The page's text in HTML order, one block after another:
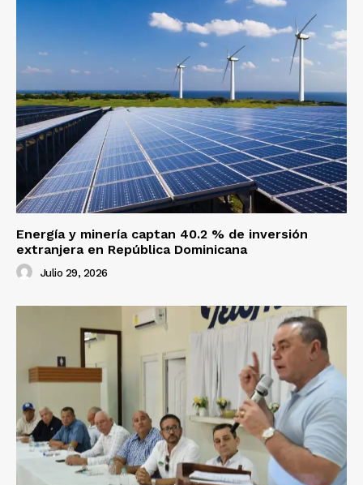
Energía y minería captan 40.2 % de inversión
extranjera en República Dominicana
Julio 29, 2026